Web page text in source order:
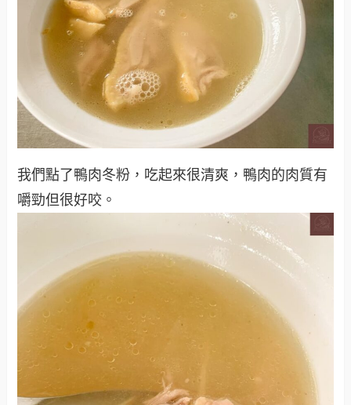
我們點了鴨肉冬粉，吃起來很清爽，鴨肉的肉質有
嚼勁但很好咬。